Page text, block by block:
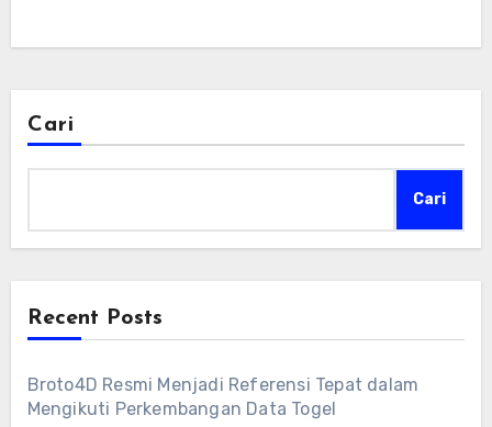
Cari
Cari
Recent Posts
Broto4D Resmi Menjadi Referensi Tepat dalam
Mengikuti Perkembangan Data Togel